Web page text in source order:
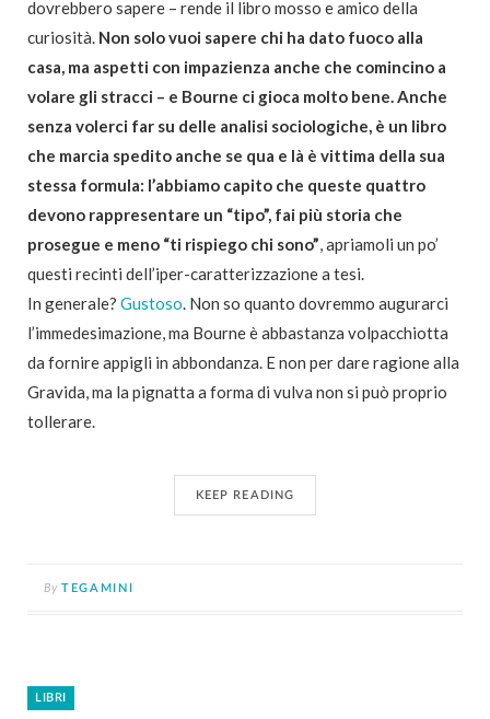
dovrebbero sapere – rende il libro mosso e amico della
curiosità. Non solo vuoi sapere chi ha dato fuoco alla
casa, ma aspetti con impazienza anche che comincino a
volare gli stracci – e Bourne ci gioca molto bene. Anche
senza volerci far su delle analisi sociologiche, è un libro
che marcia spedito anche se qua e là è vittima della sua
stessa formula: l’abbiamo capito che queste quattro
devono rappresentare un “tipo”, fai più storia che
prosegue e meno “ti rispiego chi sono”, apriamoli un po’
questi recinti dell’iper-caratterizzazione a tesi.
In generale? Gustoso. Non so quanto dovremmo augurarci
l’immedesimazione, ma Bourne è abbastanza volpacchiotta
da fornire appigli in abbondanza. E non per dare ragione alla
Gravida, ma la pignatta a forma di vulva non si può proprio
tollerare.
KEEP READING
By TEGAMINI
LIBRI